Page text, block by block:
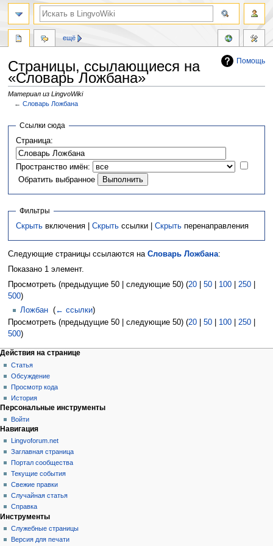
Помощь
Страницы, ссылающиеся на
«Словарь Ложбана»
Материал из LingvoWiki
←Словарь Ложбана
Перейти
навигации
Перейти
поиску
Ссылки сюда
Страница:
Пространство имён:
Обратить выбранное
Фильтры
Скрыть включения |Скрыть ссылки |Скрыть перенаправления
Следующие страницы ссылаются на Словарь Ложбана:
Показано 1 элемент.
Просмотреть (предыдущие 50 | следующие 50) (20| 50| 100| 250|
500)
Ложбан (← ссылки)
Просмотреть (предыдущие 50 | следующие 50) (20| 50| 100| 250|
500)
Действия на странице
Статья
Обсуждение
Просмотр кода
История
ещё
Персональные инструменты
Войти
Навигация
Lingvoforum.net
Заглавная страница
Портал сообщества
Текущие события
Свежие правки
Случайная статья
Справка
Инструменты
Служебные страницы
Версия для печати